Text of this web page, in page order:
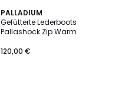
PALLADIUM
Gefütterte Lederboots
Pallashock Zip Warm
120,00 €
4,8
/ 5